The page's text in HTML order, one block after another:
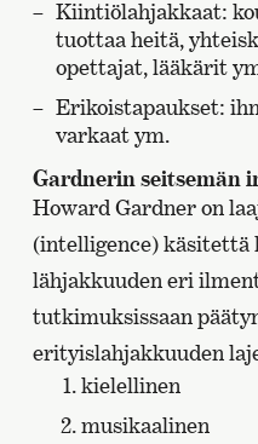
Kiintiölahjakkaat:
tuottaa heitä,
opettajat, lääkärit
Erikoistapaukset:
varkaat ym.
Gardnerin seitsemän
Howard Gardner on
(intelligence) käsitettä
lähjakkuuden eri
tutkimuksissaan
erityislahjakkuuden
kielellinen
musikaalinen